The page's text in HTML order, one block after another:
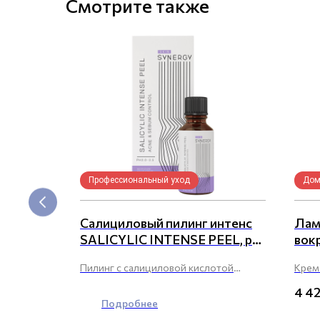
Смотрите также
Профессиональный уход
Салициловый пилинг интенс
SALICYLIC INTENSE PEEL, pH
Пилинг с салициловой кислотой
и возрастными изменениями кожи.
Подробнее
Крем
кожи
4